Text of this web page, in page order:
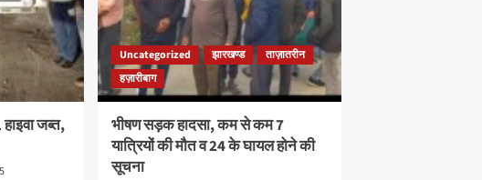
सफ़ल
आयोजन
जब्त,
Uncategorized झारखण्ड
ताज़ातरीन
हज़ारीबाग
भीषण सड़क हादसा, कम से कम 7
यात्रियों की मौत व 24 के घायल होने की
सूचना